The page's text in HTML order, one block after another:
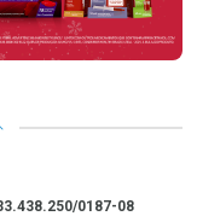
0187-08